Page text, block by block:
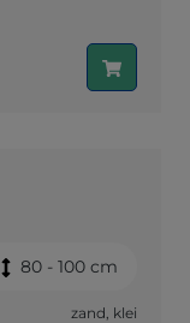
80 - 100 cm
zand, klei